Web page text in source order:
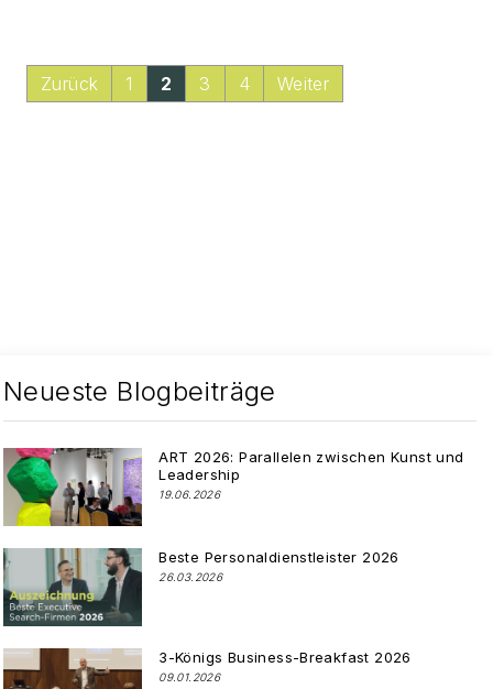
Zurück 1 2 3 4 Weiter
Neueste Blogbeiträge
ART 2026: Parallelen zwischen Kunst und
Leadership
19.06.2026
Beste Personaldienstleister 2026
26.03.2026
3-Königs Business-Breakfast 2026
09.01.2026